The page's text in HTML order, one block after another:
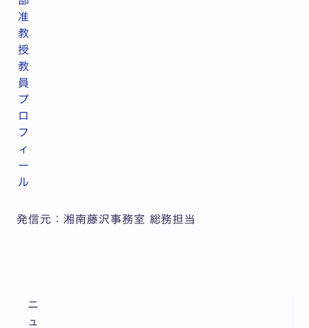
准
教
授
教
員
プ
ロ
フ
ィ
ー
ル
発信元：湘南藤沢事務室 総務担当
ニ
ュ